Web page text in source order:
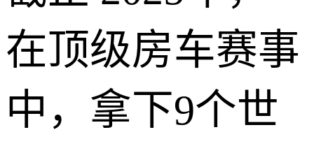
在顶级房车赛事
中，拿下9个世